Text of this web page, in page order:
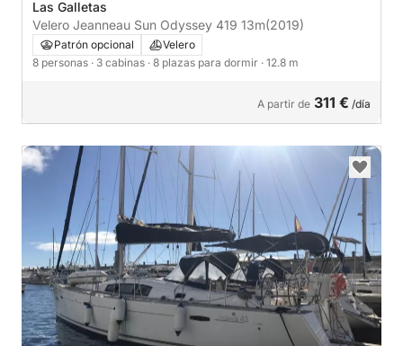
Las Galletas
Velero Jeanneau Sun Odyssey 419 13m(2019)
Patrón opcional
Velero
8 personas · 3 cabinas · 8 plazas para dormir · 12.8 m
A partir de 311 € /día